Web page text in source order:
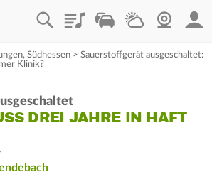
PlaylistStaupilotWetterWebcam
, Südhessen > Sauerstoffgerät ausgeschaltet:
Klinik?
DREI JAHRE IN HAFT